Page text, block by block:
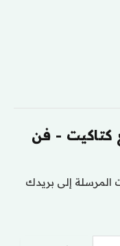
كتاكيت - فن
إلى بريدك